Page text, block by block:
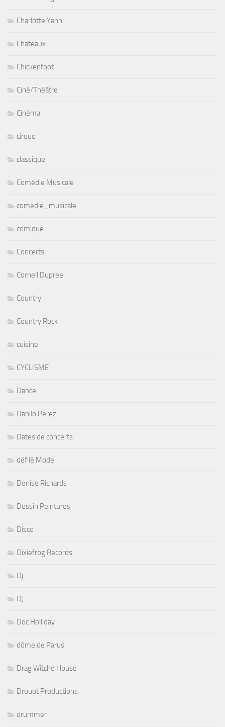
Charlotte Yanni
Chateaux
Chickenfoot
Ciné/Théâtre
Cinéma
cirque
classique
Comédie Musicale
comedie_musicale
comique
Concerts
Cornell Dupree
Country
Country Rock
cuisine
CYCLISME
Dance
Danilo Perez
Dates de concerts
défilé Mode
Denise Richards
Dessin Peintures
Disco
Dixiefrog Records
Dj
DJ
Doc Holliday
dôme de Parus
Drag Witche House
Drouot Productions
drummer